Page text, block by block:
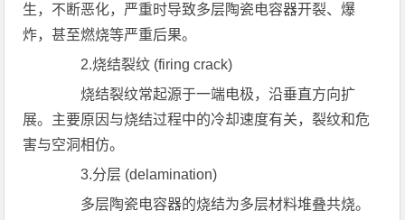
生，不断恶化，严重时导致多层陶瓷电容器开裂、爆
炸，甚至燃烧等严重后果。
2.烧结裂纹 (firing crack)
烧结裂纹常起源于一端电极，沿垂直方向扩
展。主要原因与烧结过程中的冷却速度有关，裂纹和危
害与空洞相仿。
3.分层 (delamination)
多层陶瓷电容器的烧结为多层材料堆叠共烧。